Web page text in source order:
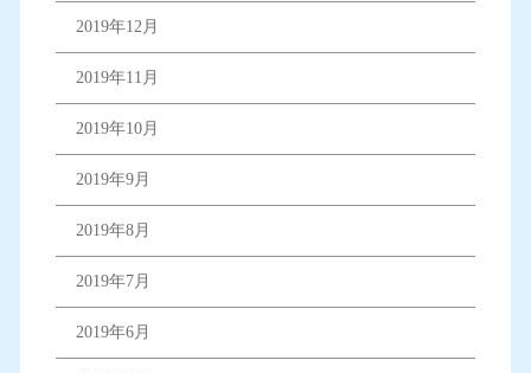
2019年12月
2019年11月
2019年10月
2019年9月
2019年8月
2019年7月
2019年6月